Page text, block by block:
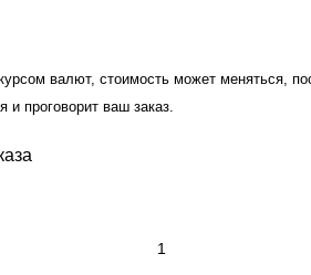
валют, стоимость может меняться,
проговорит ваш заказ.